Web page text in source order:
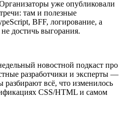
уже опубликовали
там и полезные
BFF, логирование, а
достичь выгорания.
новостной подкаст про
разработчики и эксперты —
всё, что изменилось
CSS/HTML и самом